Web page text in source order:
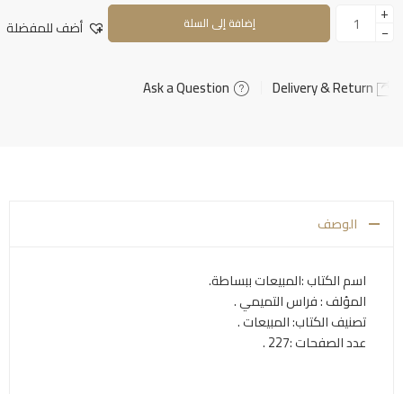
+
− إضافة إلى السلة أضف للمفضلة
الوصف
اسم الكتاب :المبيعات ببساطة.
المؤلف : فراس التميمي .
تصنيف الكتاب: المبيعات .
عدد الصفحات :227 .